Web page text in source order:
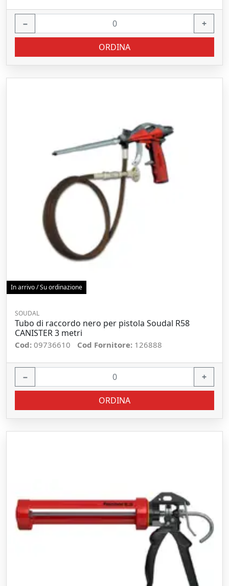
− +
ORDINA
In arrivo / Su ordinazione
SOUDAL
Tubo di raccordo nero per pistola Soudal R58
CANISTER 3 metri
Cod: 09736610 Cod Fornitore: 126888
− +
ORDINA